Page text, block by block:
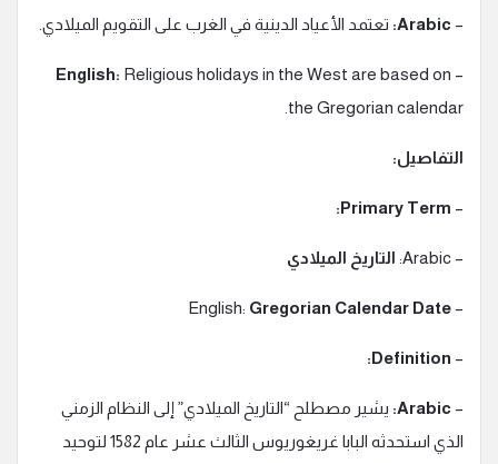
–
Arabic: تعتمد الأعياد الدينية في الغرب على التقويم الميلادي.
–
English: Religious holidays in the West are based on
the Gregorian calendar.
التفاصيل:
–
Primary Term:
– Arabic: التاريخ الميلادي
– English:
Gregorian Calendar Date
–
Definition:
–
Arabic: يشير مصطلح “التاريخ الميلادي” إلى النظام الزمني
الذي استحدثه البابا غريغوريوس الثالث عشر عام 1582 لتوحيد